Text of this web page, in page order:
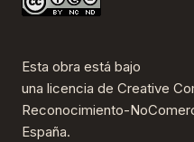
Esta obra está bajo
una licencia de Creative
Reconocimiento-
España.